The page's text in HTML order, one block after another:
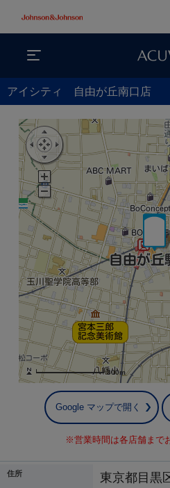
アイシティ 自由が丘南口店
300m
Google マップで開く
※営業時間は各店舗まで
住所
東京都目黒